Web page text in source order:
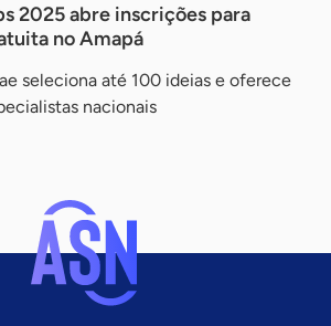
2025 abre inscrições para
no Amapá
seleciona até 100 ideias e oferece
nacionais